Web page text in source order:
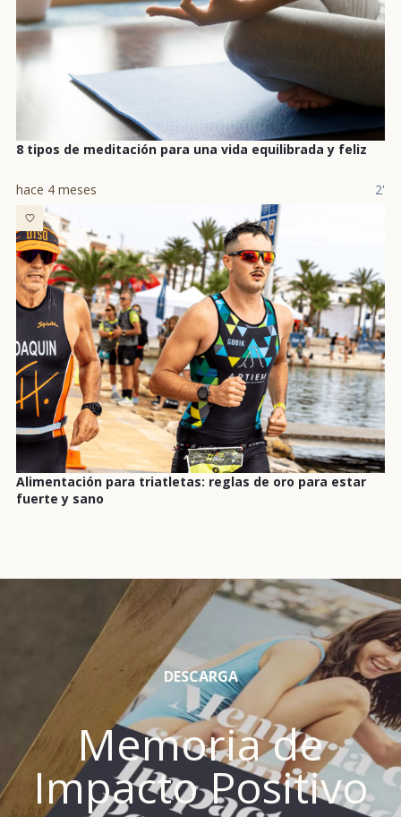
8 tipos de meditación para una vida equilibrada y feliz
hace 4 meses 2'
Alimentación para triatletas: reglas de oro para estar
fuerte y sano
DESCARGA
Memoria de
Impacto Positivo